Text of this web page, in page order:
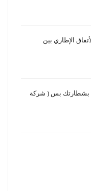
الإطاري بين
بشطارتك بس ( شركة